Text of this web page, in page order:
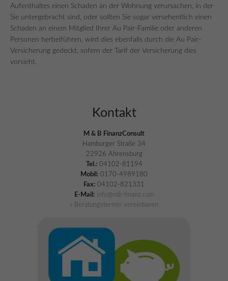
Aufenthaltes einen Schaden an der Wohnung verursachen, in der
Sie untergebracht sind, oder sollten Sie sogar versehentlich einen
Schaden an einem Mitglied Ihrer Au Pair-Familie oder anderen
Personen herbeiführen, wird dies ebenfalls durch die Au Pair-
Versicherung gedeckt, sofern der Tarif der Versicherung dies
vorsieht.
Kontakt
M & B FinanzConsult
Hamburger Straße 34
22926 Ahrensburg
Tel.:04102-81194
Mobil: 0170-4989180
Fax: 04102-821331
E-Mail: info@mb-finanz.com
» Beratungstermin vereinbaren